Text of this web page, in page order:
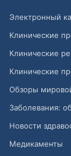
Электронный
Клинические
Клинические
Клинические
Обзоры
Заболевания:
Новости
Медикаменты